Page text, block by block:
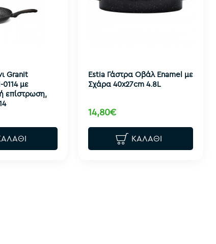
Granit
0114 με
επίστρωση,
Estia Γάστρα Οβάλ Enamel με
Σχάρα 40x27cm 4.8L
14,80€
ΚΑΛΆΘΙ